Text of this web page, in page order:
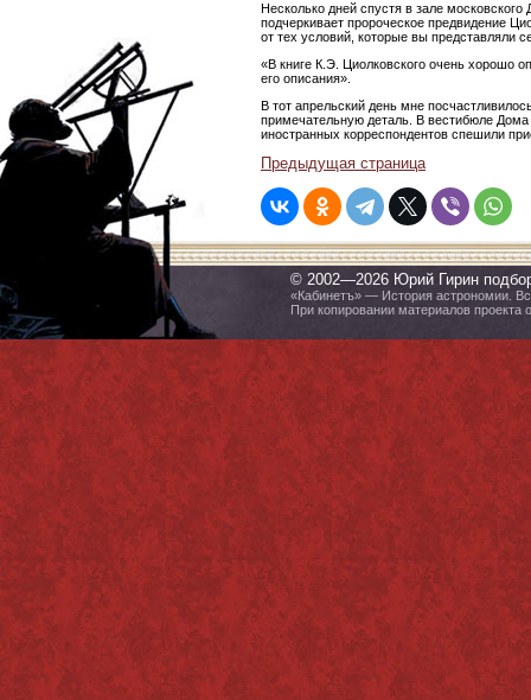
Несколько дней спустя в зале
подчеркивает пророческое предвидение
от тех условий, которые вы представляли
«В книге К.Э. Циолковского очень хорошо
его описания».
В тот апрельский день мне
примечательную деталь. В вестибюле Дома
иностранных корреспондентов спешили
Предыдущая страница
© 2002—2026 Юрий Гирин
«Кабинетъ» — История астрономии.
При копировании материалов проекта